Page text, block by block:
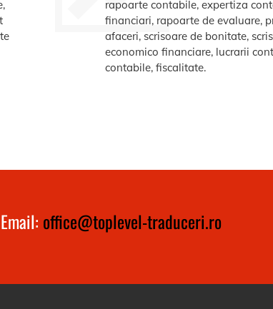
rapoarte contabile, expertiza
financiari, rapoarte de evaluare,
afaceri, scrisoare de bonitate,
economico financiare, lucrarii
contabile, fiscalitate.
office@toplevel-traduceri.ro